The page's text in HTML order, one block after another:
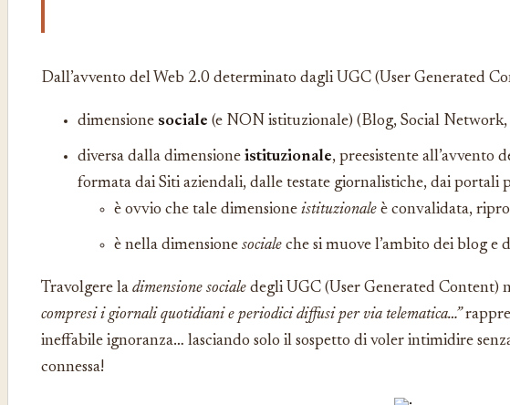
Dall’avvento del Web 2.0 determinato dagli UGC (User Generated
dimensione sociale (e NON istituzionale) (Blog, Social
diversa dalla dimensione istituzionale, preesistente all’avvento
formata dai Siti aziendali, dalle testate giornalistiche, dai
è ovvio che tale dimensione istituzionale è convalidata,
è nella dimensione sociale che si muove l’ambito dei blog e
Travolgere la dimensione sociale degli UGC (User Generated Content)
compresi i giornali quotidiani e periodici diffusi per via telematica…”
ineffabile ignoranza… lasciando solo il sospetto di voler intimidire
connessa!